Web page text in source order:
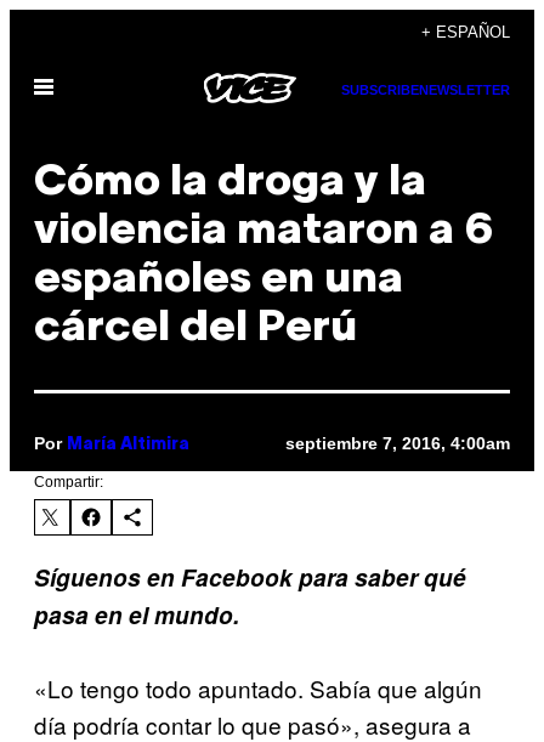
contenido
+ ESPAÑOL
Abrir
SUBSCRIBENEWSLETTER
Cómo la droga y la
violencia mataron a 6
españoles en una
cárcel del Perú
Por María Altimira septiembre 7, 2016, 4:00am
Compartir:
Síguenos en Facebook para saber qué
pasa en el mundo.
«Lo tengo todo apuntado. Sabía que algún
día podría contar lo que pasó», asegura a